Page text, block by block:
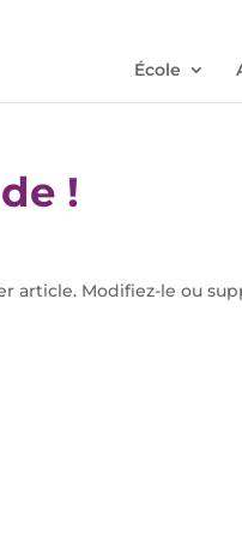
École
!
article. Modifiez-le ou